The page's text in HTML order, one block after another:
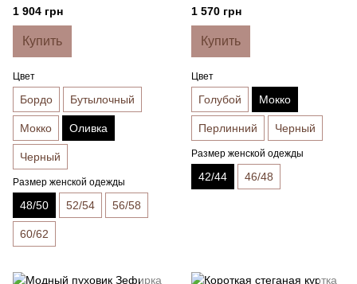
1 904 грн
Купить
Цвет
Бордо Бутылочный
Мокко Оливка
Черный
Размер женской одежды
48/50 52/54 56/58
60/62
ра
1 570 грн
Купить
Цвет
Голубой Мокко
Перлинний Черный
Размер женской одежды
42/44 46/48